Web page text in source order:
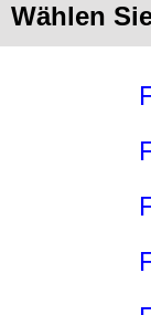
Wählen